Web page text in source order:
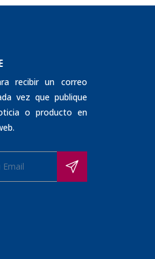
recibir un correo
vez que publique
o producto en